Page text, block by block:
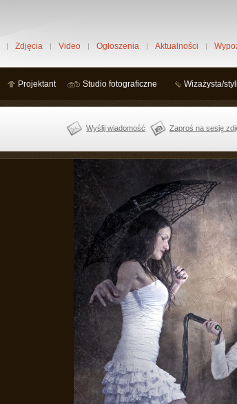
Zdjęcia Video Ogłoszenia Aktualności
Projektant Studio fotograficzne Wizażysta/
Wyślij wiadomość Zaproś na sesję